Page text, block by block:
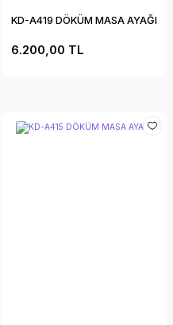
KD-A419 DÖKÜM MASA AYAĞI
6.200,00 TL